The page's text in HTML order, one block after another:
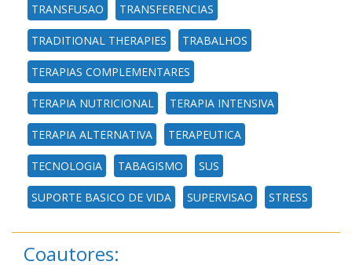
TRANSFUSAO TRANSFERENCIAS
TRADITIONAL THERAPIES TRABALHOS
TERAPIAS COMPLEMENTARES
TERAPIA NUTRICIONAL TERAPIA INTENSIVA
TERAPIA ALTERNATIVA TERAPEUTICA
TECNOLOGIA TABAGISMO SUS
SUPORTE BASICO DE VIDA SUPERVISAO STRESS
Coautores: